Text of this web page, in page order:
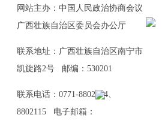
网站主办：中国人民政治协商会议
广西壮族自治区委员会办公厅
联系地址：广西壮族自治区南宁市
凯旋路2号 邮编：530201
联系电话：0771-8802114、
8802115 电子邮箱：